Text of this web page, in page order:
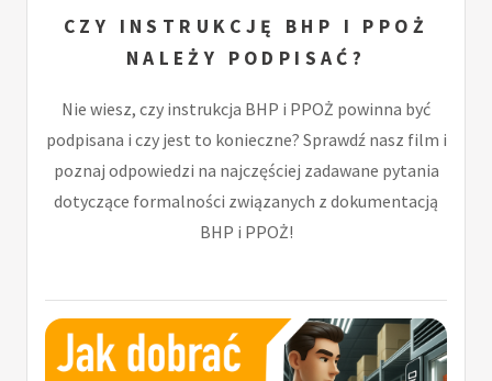
CZY INSTRUKCJĘ BHP I PPOŻ
NALEŻY PODPISAĆ?
Nie wiesz, czy instrukcja BHP i PPOŻ powinna być
podpisana i czy jest to konieczne? Sprawdź nasz film i
poznaj odpowiedzi na najczęściej zadawane pytania
dotyczące formalności związanych z dokumentacją
BHP i PPOŻ!